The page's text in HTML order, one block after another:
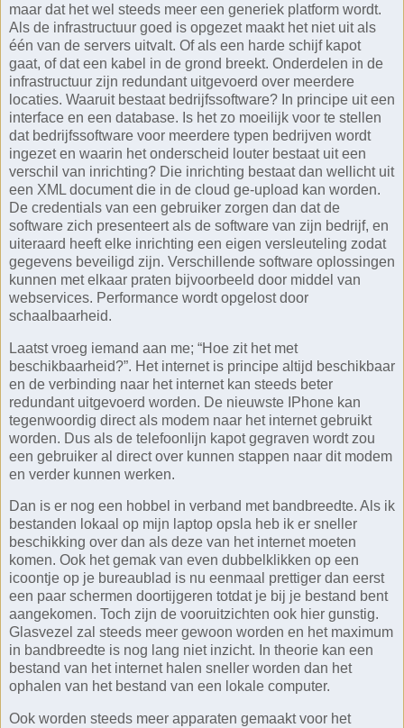
maar dat het wel steeds meer een generiek platform wordt.
Als de infrastructuur goed is opgezet maakt het niet uit als
één van de servers uitvalt. Of als een harde schijf kapot
gaat, of dat een kabel in de grond breekt. Onderdelen in de
infrastructuur zijn redundant uitgevoerd over meerdere
locaties. Waaruit bestaat bedrijfssoftware? In principe uit een
interface en een database. Is het zo moeilijk voor te stellen
dat bedrijfssoftware voor meerdere typen bedrijven wordt
ingezet en waarin het onderscheid louter bestaat uit een
verschil van inrichting? Die inrichting bestaat dan wellicht uit
een XML document die in de cloud ge-upload kan worden.
De credentials van een gebruiker zorgen dan dat de
software zich presenteert als de software van zijn bedrijf, en
uiteraard heeft elke inrichting een eigen versleuteling zodat
gegevens beveiligd zijn. Verschillende software oplossingen
kunnen met elkaar praten bijvoorbeeld door middel van
webservices. Performance wordt opgelost door
schaalbaarheid.
Laatst vroeg iemand aan me; “Hoe zit het met
beschikbaarheid?”. Het internet is principe altijd beschikbaar
en de verbinding naar het internet kan steeds beter
redundant uitgevoerd worden. De nieuwste IPhone kan
tegenwoordig direct als modem naar het internet gebruikt
worden. Dus als de telefoonlijn kapot gegraven wordt zou
een gebruiker al direct over kunnen stappen naar dit modem
en verder kunnen werken.
Dan is er nog een hobbel in verband met bandbreedte. Als ik
bestanden lokaal op mijn laptop opsla heb ik er sneller
beschikking over dan als deze van het internet moeten
komen. Ook het gemak van even dubbelklikken op een
icoontje op je bureaublad is nu eenmaal prettiger dan eerst
een paar schermen doortijgeren totdat je bij je bestand bent
aangekomen. Toch zijn de vooruitzichten ook hier gunstig.
Glasvezel zal steeds meer gewoon worden en het maximum
in bandbreedte is nog lang niet inzicht. In theorie kan een
bestand van het internet halen sneller worden dan het
ophalen van het bestand van een lokale computer.
Ook worden steeds meer apparaten gemaakt voor het